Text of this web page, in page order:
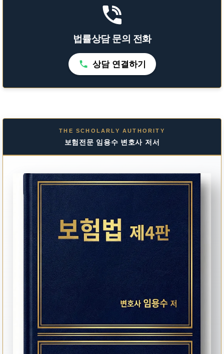
법률상담 문의 전화
상담 연결하기
THE SCHOLARLY AUTHORITY
보험전문 임용수 변호사 저서